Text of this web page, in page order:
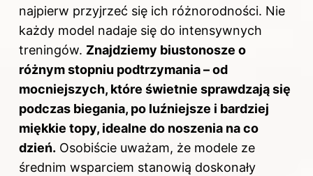
najpierw przyjrzeć się ich różnorodności. Nie
każdy model nadaje się do intensywnych
treningów. Znajdziemy biustonosze o
różnym stopniu podtrzymania – od
mocniejszych, które świetnie sprawdzają się
podczas biegania, po luźniejsze i bardziej
miękkie topy, idealne do noszenia na co
dzień. Osobiście uważam, że modele ze
średnim wsparciem stanowią doskonały